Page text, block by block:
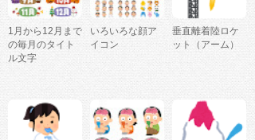
1月から12月まで
の毎月のタイト
ル文字
いろいろな顔ア
イコン
垂直離着陸ロケ
ット（アーム）